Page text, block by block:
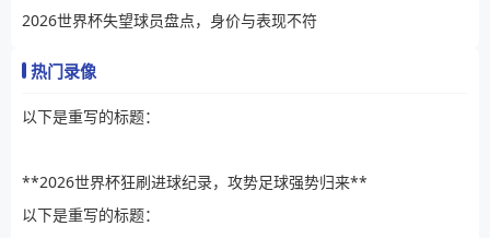
2026世界杯失望球员盘点，身价与表现不符
热门录像
以下是重写的标题：
**2026世界杯狂刷进球纪录，攻势足球强势归来**
以下是重写的标题：